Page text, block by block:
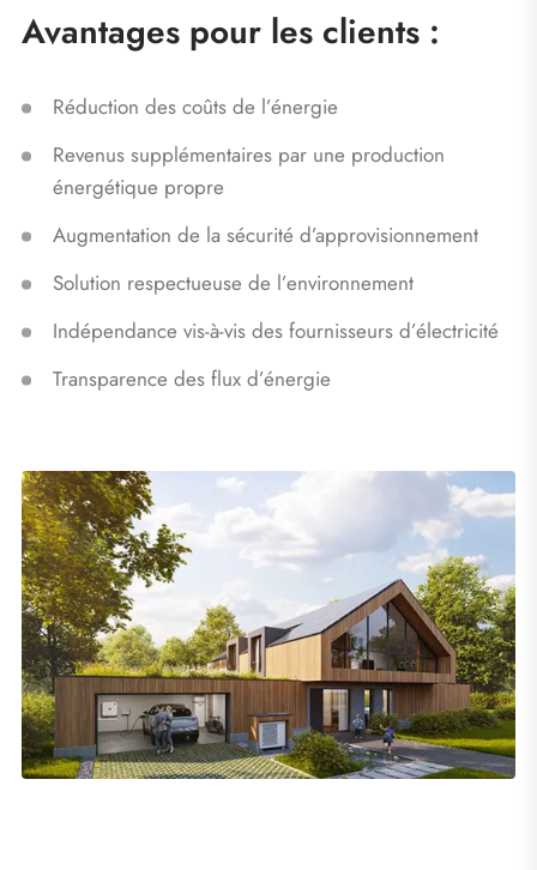
Avantages pour les clients :
Réduction des coûts de l’énergie
Revenus supplémentaires par une production
énergétique propre
Augmentation de la sécurité d’approvisionnement
Solution respectueuse de l’environnement
Indépendance vis-à-vis des fournisseurs d’électricité
Transparence des flux d’énergie